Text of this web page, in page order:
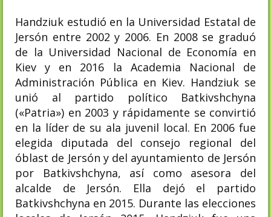
Handziuk estudió en la Universidad Estatal de
Jersón entre 2002 y 2006. En 2008 se graduó
de la Universidad Nacional de Economía en
Kiev y en 2016 la Academia Nacional de
Administración Pública en Kiev. Handziuk se
unió al partido político Batkivshchyna
(«Patria») en 2003 y rápidamente se convirtió
en la líder de su ala juvenil local.​ En 2006 fue
elegida diputada del consejo regional del
óblast de Jersón y del ayuntamiento de Jersón
por Batkivshchyna, así como asesora del
alcalde de Jersón.​ Ella dejó el partido
Batkivshchyna en 2015.​ Durante las elecciones